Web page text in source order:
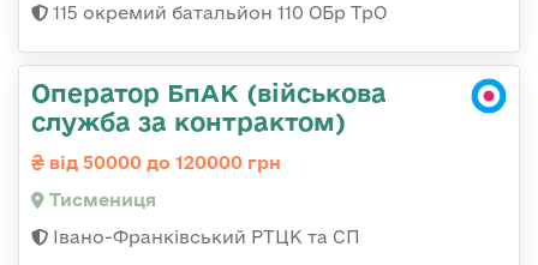
115 окремий батальйон 110 ОБр ТрО
Оператор БпАК (військова
служба за контрактом)
від 50000 до 120000 грн
Тисмениця
Івано-Франківський РТЦК та СП